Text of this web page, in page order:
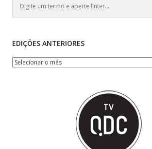
EDIÇÕES ANTERIORES